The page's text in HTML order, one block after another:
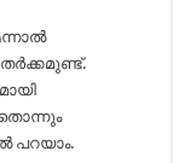
പറയാം.